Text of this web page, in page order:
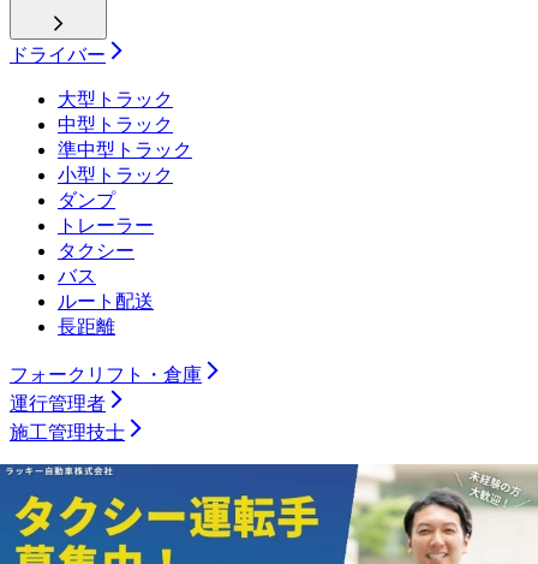
ドライバー
大型トラック
中型トラック
準中型トラック
小型トラック
ダンプ
トレーラー
タクシー
バス
ルート配送
長距離
フォークリフト・倉庫
運行管理者
施工管理技士
土木施工管理技士
電気工事施工管理技士
建築施工管理技士
管工事施工管理技士